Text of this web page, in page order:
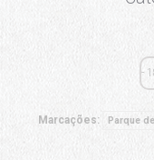
Marcações: Parque